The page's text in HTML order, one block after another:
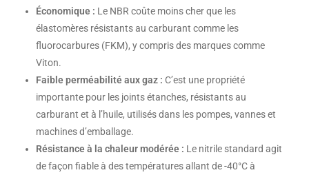
Économique : Le NBR coûte moins cher que les
élastomères résistants au carburant comme les
fluorocarbures (FKM), y compris des marques comme
Viton.
Faible perméabilité aux gaz : C’est une propriété
importante pour les joints étanches, résistants au
carburant et à l’huile, utilisés dans les pompes, vannes et
machines d’emballage.
Résistance à la chaleur modérée : Le nitrile standard agit
de façon fiable à des températures allant de -40°C à